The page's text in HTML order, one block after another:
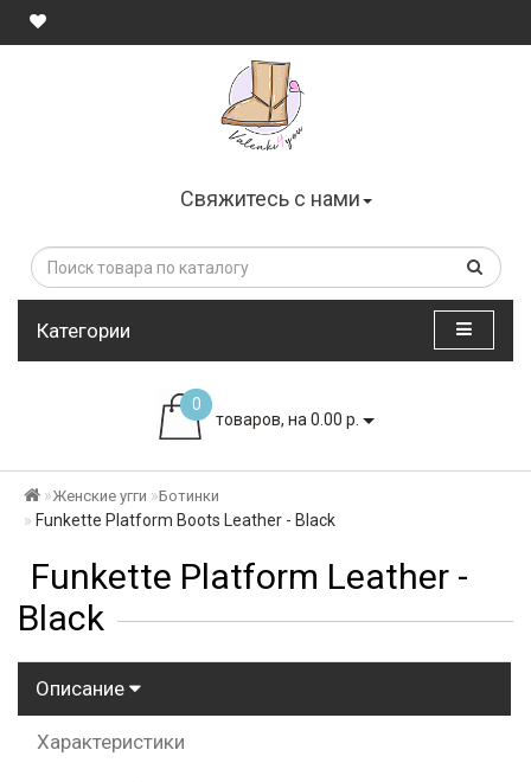
Свяжитесь с нами
Категории
0
товаров, на 0.00 р.
Женские угги Ботинки
Funkette Platform Boots Leather - Black
Funkette Platform Leather -
Black
Описание
Характеристики